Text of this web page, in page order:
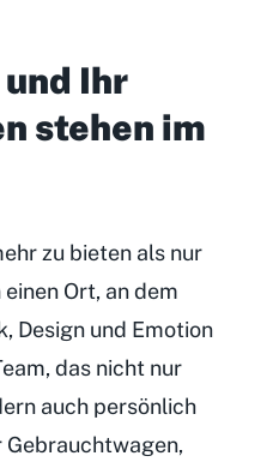
Ihr
stehen im
zu bieten als nur
Ort, an dem
Design und Emotion
das nicht nur
auch persönlich
Gebrauchtwagen,